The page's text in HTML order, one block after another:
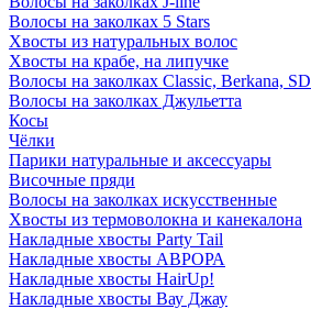
Волосы на заколках 5 Stars
Хвосты из натуральных волос
Хвосты на крабе, на липучке
Волосы на заколках Classic, Berkana, SD
Волосы на заколках Джульетта
Косы
Чёлки
Парики натуральные и аксессуары
Височные пряди
Волосы на заколках искусственные
Хвосты из термоволокна и канекалона
Накладные хвосты Party Tail
Накладные хвосты АВРОРА
Накладные хвосты HairUp!
Накладные хвосты Вау Джау